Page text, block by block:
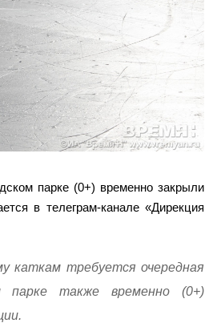
парке (0+) временно закрыли
в телеграм-канале «Дирекция
каткам требуется очередная
парке также временно (0+)